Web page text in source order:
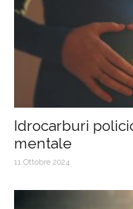
Idrocarburi
mentale
11 Ottobre 2024